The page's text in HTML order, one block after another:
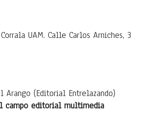
UAM. Calle Carlos Arniches, 3
Arango (Editorial Entrelazando)
campo editorial multimedia